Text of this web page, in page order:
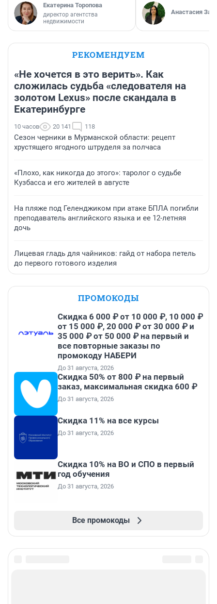
Екатерина Торопова
директор агентства
недвижимости
Анастасия
РЕКОМЕНДУЕМ
«Не хочется в это верить». Как
сложилась судьба «следователя на
золотом Lexus» после скандала в
Екатеринбурге
10 часов 20 141 118
Сезон черники в Мурманской области: рецепт
хрустящего ягодного штруделя за полчаса
«Плохо, как никогда до этого»: таролог о судьбе
Кузбасса и его жителей в августе
На пляже под Геленджиком при атаке БПЛА погибли
преподаватель английского языка и ее 12-летняя
дочь
Лицевая гладь для чайников: гайд от набора петель
до первого готового изделия
ПРОМОКОДЫ
Скидка 6 000 ₽ от 10 000 ₽, 10 000 ₽
от 15 000 ₽, 20 000 ₽ от 30 000 ₽ и
35 000 ₽ от 50 000 ₽ на первый и
все повторные заказы по
промокоду НАБЕРИ
До 31 августа, 2026
Скидка 50% от 800 ₽ на первый
заказ, максимальная скидка 600 ₽
До 31 августа, 2026
Скидка 11% на все курсы
До 31 августа, 2026
Скидка 10% на ВО и СПО в первый
год обучения
До 31 августа, 2026
Все промокоды